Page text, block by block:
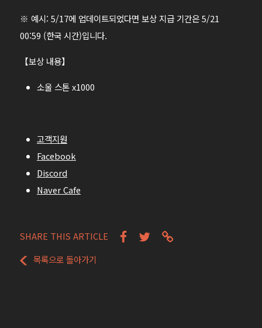
※ 예시: 5/17에 업데이트되었다면 보상 지급 기간은 5/21
00:59 (한국 시간)입니다.
【보상 내용】
소울 스톤 x1000
고객지원
Facebook
Discord
Naver Cafe
SHARE THIS ARTICLE
목록으로 돌아가기